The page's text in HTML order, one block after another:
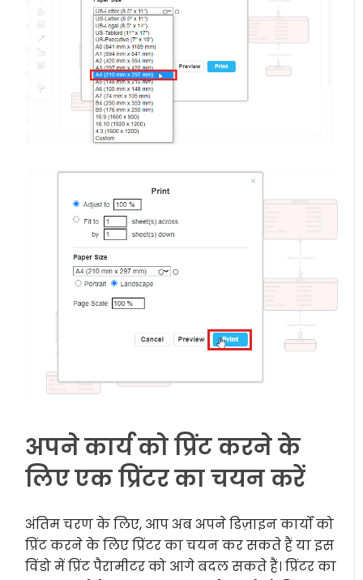
अपने कार्य को प्रिंट करने के
लिए एक प्रिंटर का चयन करें
अंतिम चरण के लिए, आप अब अपने डिज़ाइन कार्यों को
प्रिंट करने के लिए प्रिंटर का चयन कर सकते हैं या इस
विंडो में प्रिंट पैरामीटर को आगे बदल सकते हैं। प्रिंटर का